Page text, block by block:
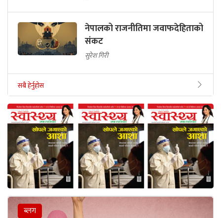
नेपालको राजनीतिमा जवाफदेहिताको
संकट
सुरेश गिरी
सबै हेर्नुहोस
ब्लग